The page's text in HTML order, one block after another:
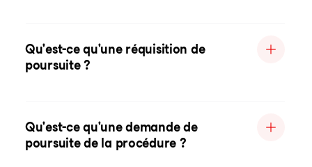
Qu'est-ce qu'une réquisition de
poursuite ?
Qu'est-ce qu'une demande de
poursuite de la procédure ?